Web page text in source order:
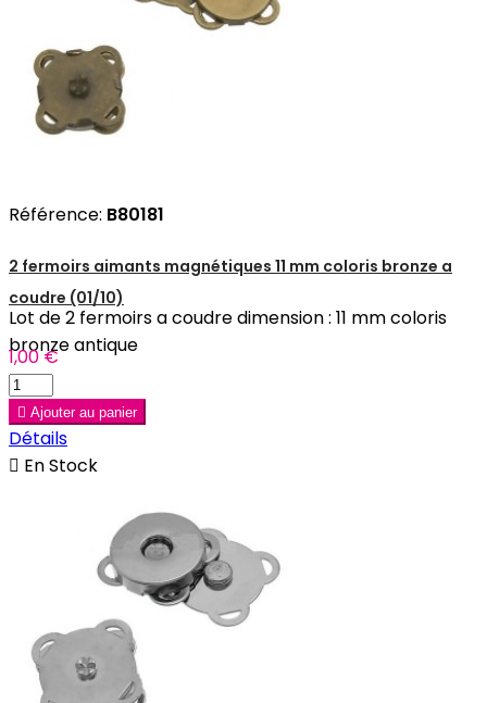
Référence: B80181
2 fermoirs aimants magnétiques 11 mm coloris bronze a
coudre (01/10)
Lot de 2 fermoirs a coudre dimension : 11 mm coloris
bronze antique
1,00 €
 Ajouter au panier
Détails
 En Stock